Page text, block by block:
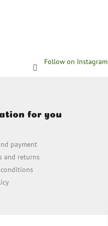
Follow on Instagram
for you
payment
and returns